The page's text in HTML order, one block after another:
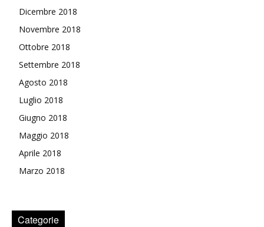
Dicembre 2018
Novembre 2018
Ottobre 2018
Settembre 2018
Agosto 2018
Luglio 2018
Giugno 2018
Maggio 2018
Aprile 2018
Marzo 2018
Categorie